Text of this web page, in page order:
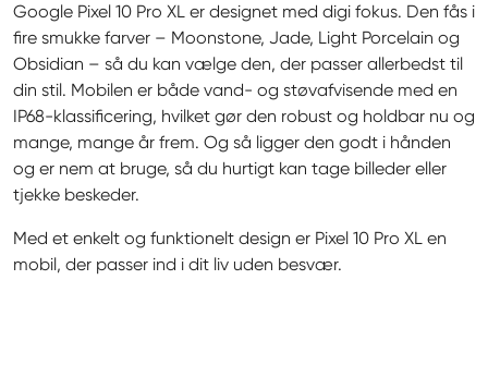
Google Pixel 10 Pro XL er designet med digi fokus. Den fås i
fire smukke farver – Moonstone, Jade, Light Porcelain og
Obsidian – så du kan vælge den, der passer allerbedst til
din stil. Mobilen er både vand- og støvafvisende med en
IP68-klassificering, hvilket gør den robust og holdbar nu og
mange, mange år frem. Og så ligger den godt i hånden
og er nem at bruge, så du hurtigt kan tage billeder eller
tjekke beskeder.
Med et enkelt og funktionelt design er Pixel 10 Pro XL en
mobil, der passer ind i dit liv uden besvær.